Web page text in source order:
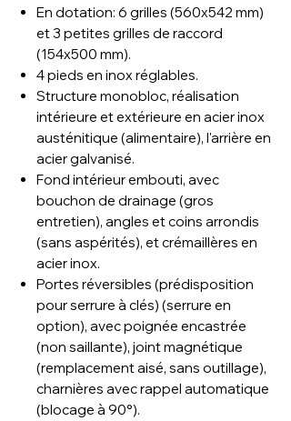
En dotation: 6 grilles (560x542 mm)
et 3 petites grilles de raccord
(154x500 mm).
4 pieds en inox réglables.
Structure monobloc, réalisation
intérieure et extérieure en acier inox
austénitique (alimentaire), l'arrière en
acier galvanisé.
Fond intérieur embouti, avec
bouchon de drainage (gros
entretien), angles et coins arrondis
(sans aspérités), et crémaillères en
acier inox.
Portes réversibles (prédisposition
pour serrure à clés) (serrure en
option), avec poignée encastrée
(non saillante), joint magnétique
(remplacement aisé, sans outillage),
charnières avec rappel automatique
(blocage à 90°).